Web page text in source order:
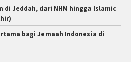
di Jeddah, dari NHM hingga Islamic
bagi Jemaah Indonesia di